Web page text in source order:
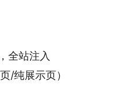
全站注入
/纯展示页）